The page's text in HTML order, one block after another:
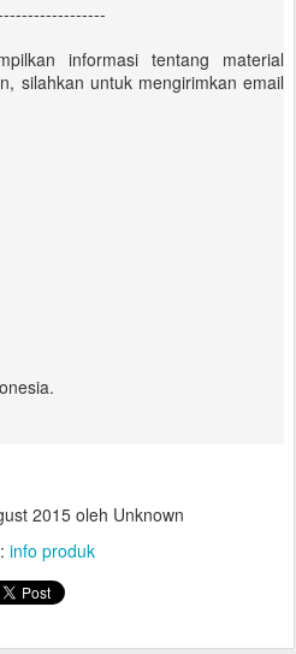
informasi tentang material
silahkan untuk mengirimkan email
2015oleh Unknown
info produk